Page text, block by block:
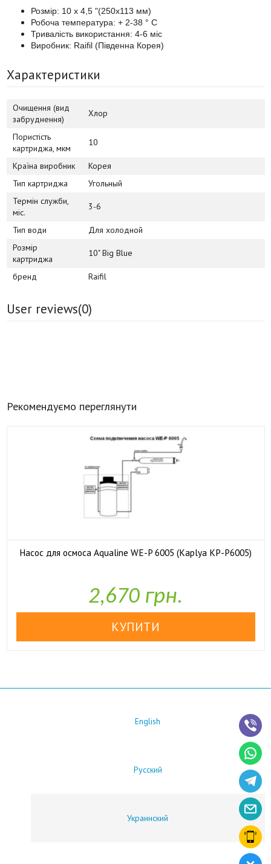
Розмір: 10 x 4,5 "(250х113 мм)
Робоча температура: + 2-38 ° C
Тривалість використання: 4-6 міс
Виробник: Raifil (Південна Корея)
Характеристики
Очищення (вид
забруднення)
Хлор
Пористість
картриджа, мкм
10
Країна виробник
Корея
Тип картриджа
Угольный
Термін служби,
міс.
3-6
Тип води
Для холодной
Розмір
картриджа
10" Big Blue
бренд Raifil
User reviews(0)
Рекомендуємо переглянути
Насос для осмоса Aqualine WE-P 6005 (Kaplya KP-P6005)
2,670 грн.
English
Русский
Украинский